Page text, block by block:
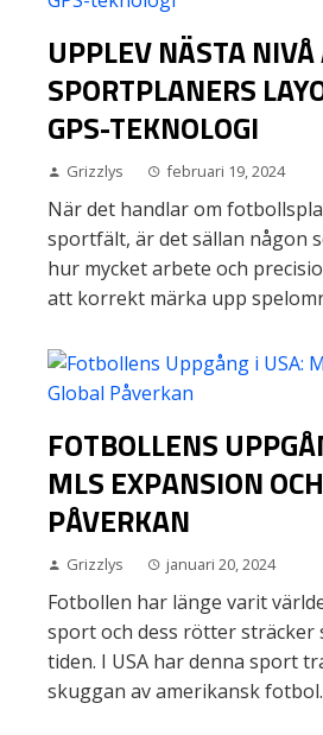
UPPLEV NÄSTA NIVÅ
SPORTPLANERS
GPS-TEKNOLOGI
Grizzlys februari 19, 2024
När det handlar om
sportfält, är det sällan någon
hur mycket arbete och
att korrekt märka upp
FOTBOLLENS
MLS EXPANSION
PÅVERKAN
Grizzlys januari 20, 2024
Fotbollen har länge varit
sport och dess rötter sträcker
tiden. I USA har denna sport
skuggan av amerikansk